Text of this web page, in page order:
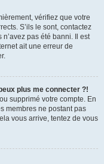
vérifiez que votre
S’ils le sont, contactez
pas été banni. Il est
ait une erreur de
plus me connecter ?!
supprimé votre compte. En
membres ne postant pas
vous arrive, tentez de vous